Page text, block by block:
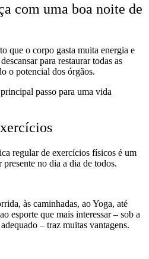
com uma boa noite de
que o corpo gasta muita energia e
para restaurar todas as
o potencial dos órgãos.
passo para uma vida
regular de exercícios físicos é um
no dia a dia de todos.
às caminhadas, ao Yoga, até
esporte que mais interessar – sob a
– traz muitas vantagens.